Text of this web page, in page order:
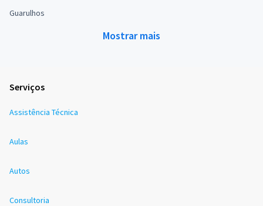
Guarulhos
Mostrar mais
Serviços
Assistência Técnica
Aulas
Autos
Consultoria